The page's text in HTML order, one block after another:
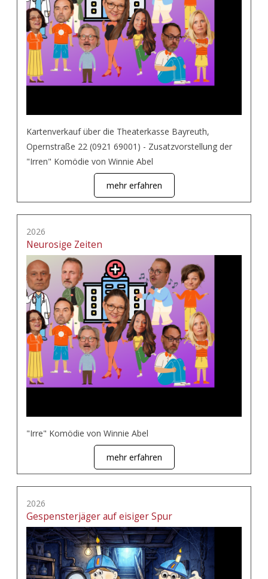
Kartenverkauf über die Theaterkasse Bayreuth,
Opernstraße 22 (0921 69001) - Zusatzvorstellung der
"Irren" Komödie von Winnie Abel
mehr erfahren
2026
Neurosige Zeiten
"Irre" Komödie von Winnie Abel
mehr erfahren
2026
Gespensterjäger auf eisiger Spur